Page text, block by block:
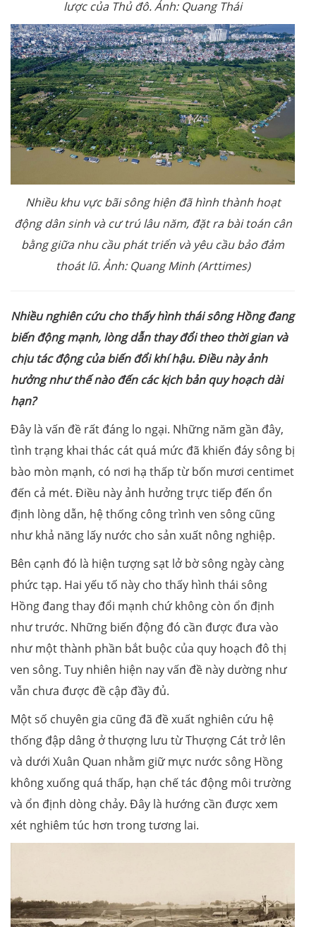
lược của Thủ đô. Ảnh: Quang Thái
Nhiều khu vực bãi sông hiện đã hình thành hoạt
động dân sinh và cư trú lâu năm, đặt ra bài toán cân
bằng giữa nhu cầu phát triển và yêu cầu bảo đảm
thoát lũ. Ảnh: Quang Minh (Arttimes)
Nhiều nghiên cứu cho thấy hình thái sông Hồng đang
biến động mạnh, lòng dẫn thay đổi theo thời gian và
chịu tác động của biến đổi khí hậu. Điều này ảnh
hưởng như thế nào đến các kịch bản quy hoạch dài
hạn?
Đây là vấn đề rất đáng lo ngại. Những năm gần đây,
tình trạng khai thác cát quá mức đã khiến đáy sông bị
bào mòn mạnh, có nơi hạ thấp từ bốn mươi centimet
đến cả mét. Điều này ảnh hưởng trực tiếp đến ổn
định lòng dẫn, hệ thống công trình ven sông cũng
như khả năng lấy nước cho sản xuất nông nghiệp.
Bên cạnh đó là hiện tượng sạt lở bờ sông ngày càng
phức tạp. Hai yếu tố này cho thấy hình thái sông
Hồng đang thay đổi mạnh chứ không còn ổn định
như trước. Những biến động đó cần được đưa vào
như một thành phần bắt buộc của quy hoạch đô thị
ven sông. Tuy nhiên hiện nay vấn đề này dường như
vẫn chưa được đề cập đầy đủ.
Một số chuyên gia cũng đã đề xuất nghiên cứu hệ
thống đập dâng ở thượng lưu từ Thượng Cát trở lên
và dưới Xuân Quan nhằm giữ mực nước sông Hồng
không xuống quá thấp, hạn chế tác động môi trường
và ổn định dòng chảy. Đây là hướng cần được xem
xét nghiêm túc hơn trong tương lai.